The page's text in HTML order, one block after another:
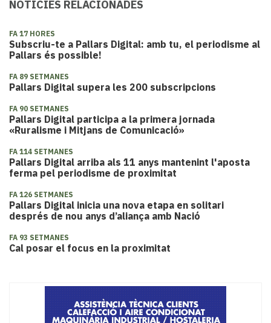
NOTÍCIES RELACIONADES
FA 17 HORES
Subscriu-te a Pallars Digital: amb tu, el periodisme al
Pallars és possible!
FA 89 SETMANES
Pallars Digital supera les 200 subscripcions
FA 90 SETMANES
Pallars Digital participa a la primera jornada
«Ruralisme i Mitjans de Comunicació»
FA 114 SETMANES
Pallars Digital arriba als 11 anys mantenint l'aposta
ferma pel periodisme de proximitat
FA 126 SETMANES
Pallars Digital inicia una nova etapa en solitari
després de nou anys d’aliança amb Nació
FA 93 SETMANES
Cal posar el focus en la proximitat